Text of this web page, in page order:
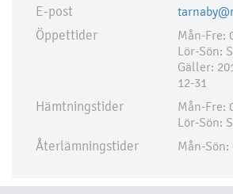
E-post
Öppettider
Mån-Fre:
Lör-Sön:
Gäller:
12-31
Hämtningstider
Mån-Fre:
Lör-Sön:
Återlämningstider Mån-Sön: